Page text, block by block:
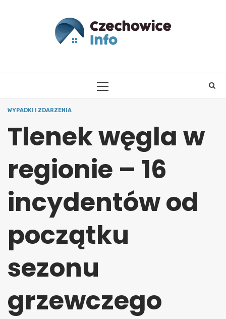
PRIMARY
WYPADKI I ZDARZENIA
Tlenek węgla w
regionie – 16
incydentów od
początku
sezonu
grzewczego